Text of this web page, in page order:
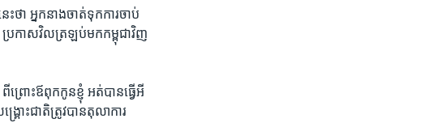
ះ​ថា អ្នក​នាង​ចាត់​ទុក​ការចាប់​
ប្រកាស​វិល​ត្រឡប់​មក​កម្ពុជា​វិញ​
ព្រោះ​ឪពុក​កូន​ខ្ញុំ ​អត់​បាន​ធ្វើ​អី​
ះ​ជាតិ​ត្រូវ​បាន​តុលាការ​